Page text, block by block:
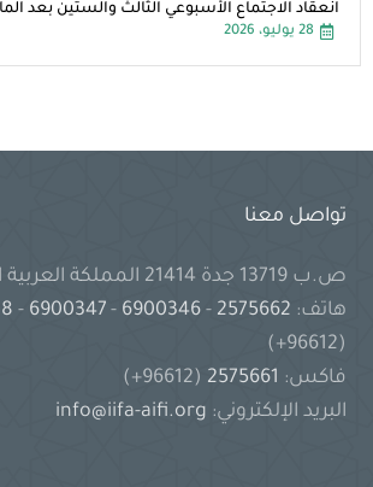
انعقاد الاجتماع الأسبوعي الثالث والستين بعد
28 يوليو، 2026
تواصل معنا
ص.ب 13719 جدة 21414 المملكة العربية السعودية
هاتف:
-
6900346
-
6900347
-
(96612+)
فاكس:
(96612+)
البريد الإلكتروني: info@iifa-aifi.org